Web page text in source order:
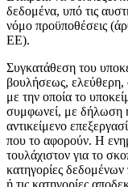
δεδομένα, υπό τις
νόμο προϋποθέσεις
ΕΕ).
Συγκατάθεση του
βουλήσεως, ελεύθερη,
με την οποία το
συμφωνεί, με δήλωση
αντικείμενο
που το αφορούν. Η
τουλάχιστον για το
κατηγορίες
ή τις κατηγορίες